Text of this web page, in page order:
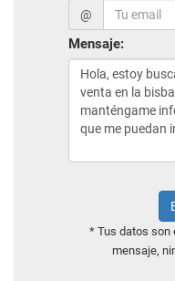
@
Mensaje:
* Tus datos son
mensaje,